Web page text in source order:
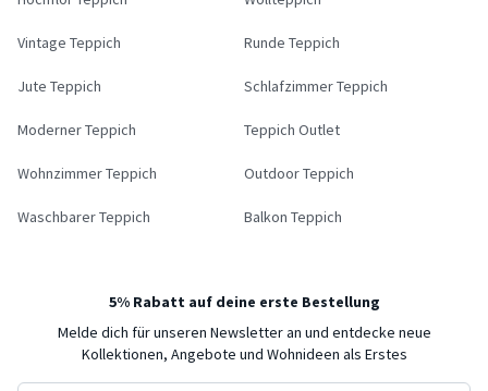
Vintage Teppich Runde Teppich
Jute Teppich Schlafzimmer Teppich
Moderner Teppich Teppich Outlet
Wohnzimmer Teppich Outdoor Teppich
Waschbarer Teppich Balkon Teppich
5% Rabatt auf deine erste Bestellung
Melde dich für unseren Newsletter an und entdecke neue
Kollektionen, Angebote und Wohnideen als Erstes